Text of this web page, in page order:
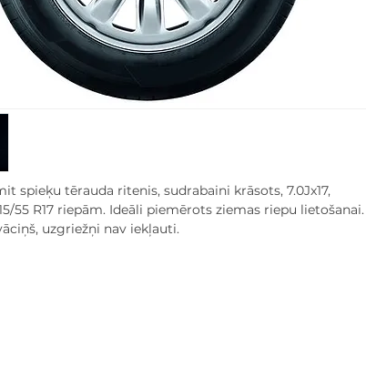
spieķu tērauda ritenis, sudrabaini krāsots, 7.0Jx17,
55 R17 riepām. Ideāli piemērots ziemas riepu lietošanai.
uzgriežņi nav iekļauti.